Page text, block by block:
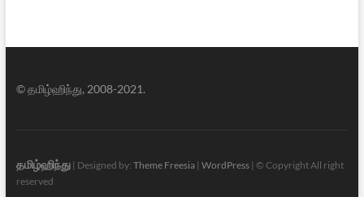
© தமிழ்ஹிந்து, 2008-2021.
தமிழ்ஹிந்து| Designed by: Theme Freesia| WordPress| © Copyright All right
reserved